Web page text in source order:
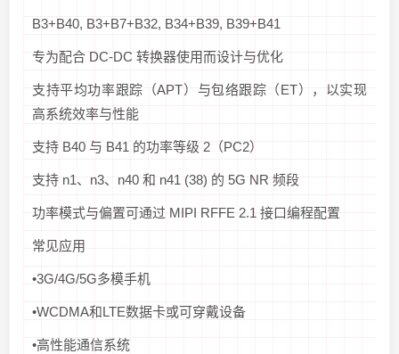
B3+B40, B3+B7+B32, B34+B39, B39+B41
专为配合 DC-DC 转换器使用而设计与优化
支持平均功率跟踪（APT）与包络跟踪（ET），以实现
高系统效率与性能
支持 B40 与 B41 的功率等级 2（PC2）
支持 n1、n3、n40 和 n41 (38) 的 5G NR 频段
功率模式与偏置可通过 MIPI RFFE 2.1 接口编程配置
常见应用
•3G/4G/5G多模手机
•WCDMA和LTE数据卡或可穿戴设备
•高性能通信系统